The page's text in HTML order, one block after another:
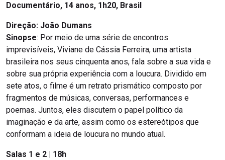
Documentário, 14 anos, 1h20, Brasil
Direção: João Dumans
Sinopse: Por meio de uma série de encontros
imprevisíveis, Viviane de Cássia Ferreira, uma artista
brasileira nos seus cinquenta anos, fala sobre a sua vida e
sobre sua própria experiência com a loucura. Dividido em
sete atos, o filme é um retrato prismático composto por
fragmentos de músicas, conversas, performances e
poemas. Juntos, eles discutem o papel político da
imaginação e da arte, assim como os estereótipos que
conformam a ideia de loucura no mundo atual.
Salas 1 e 2 | 18h